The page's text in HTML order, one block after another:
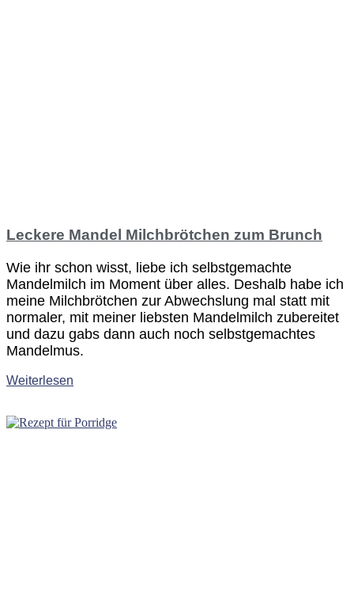
Leckere Mandel Milchbrötchen zum Brunch
Wie ihr schon wisst, liebe ich selbstgemachte
Mandelmilch im Moment über alles. Deshalb habe ich
meine Milchbrötchen zur Abwechslung mal statt mit
normaler, mit meiner liebsten Mandelmilch zubereitet
und dazu gabs dann auch noch selbstgemachtes
Mandelmus.
Weiterlesen